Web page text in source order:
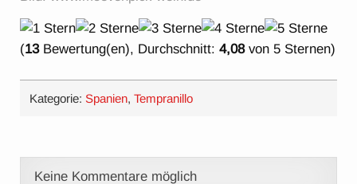
(13Bewertung(en), Durchschnitt:4,08von 5 Sternen)
Kategorie:Spanien,Tempranillo
Keine Kommentare möglich